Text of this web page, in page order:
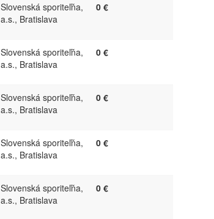
Slovenská sporiteľňa,
a.s., Bratislava
0 €
Slovenská sporiteľňa,
a.s., Bratislava
0 €
Slovenská sporiteľňa,
a.s., Bratislava
0 €
Slovenská sporiteľňa,
a.s., Bratislava
0 €
Slovenská sporiteľňa,
a.s., Bratislava
0 €